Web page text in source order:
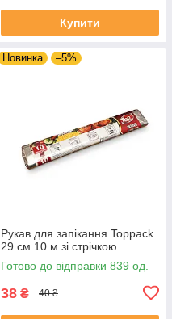
Купити
Новинка –5%
Рукав для запікання Toppack
29 см 10 м зі стрічкою
Готово до відправки 839 од.
38 ₴ 40 ₴